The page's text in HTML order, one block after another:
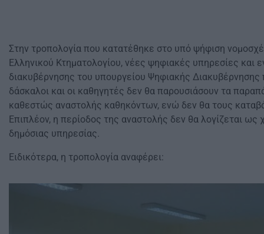
Στην τροπολογία που κατατέθηκε στο υπό ψήφιση
Ελληνικού Κτηματολογίου, νέες ψηφιακές υπηρεσίες και
διακυβέρνησης του υπουργείου Ψηφιακής
δάσκαλοι και οι καθηγητές δεν θα παρουσιάσουν τα
καθεστώς αναστολής καθηκόντων, ενώ δεν θα τους
Επιπλέον, η περίοδος της αναστολής δεν θα λογίζεται ως
δημόσιας υπηρεσίας.
Ειδικότερα, η τροπολογία αναφέρει: